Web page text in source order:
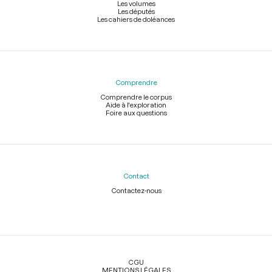
Les volumes
Les députés
Les cahiers de doléances
Comprendre
Comprendre le corpus
Aide à l'exploration
Foire aux questions
Contact
Contactez-nous
Légal
CGU
MENTIONS LÉGALES